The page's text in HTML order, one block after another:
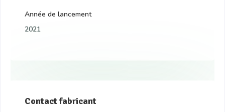
Année de lancement
2021
Contact fabricant